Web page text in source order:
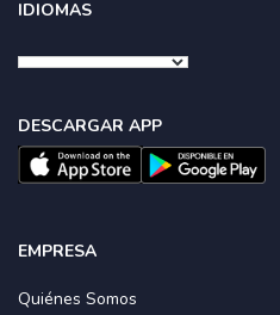
IDIOMAS
DESCARGAR APP
EMPRESA
Quiénes Somos